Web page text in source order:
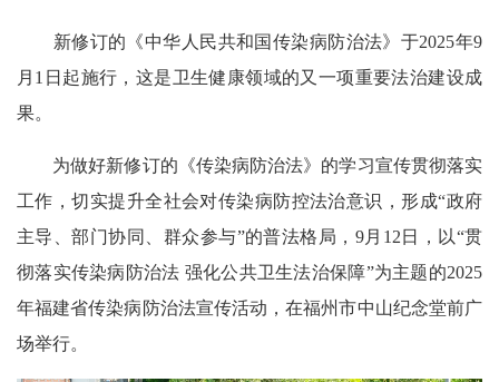
新修订的《中华人民共和国传染病防治法》于2025年9
月1日起施行，这是卫生健康领域的又一项重要法治建设成
果。
为做好新修订的《传染病防治法》的学习宣传贯彻落实
工作，切实提升全社会对传染病防控法治意识，形成“政府
主导、部门协同、群众参与”的普法格局，9月12日，以“贯
彻落实传染病防治法 强化公共卫生法治保障”为主题的2025
年福建省传染病防治法宣传活动，在福州市中山纪念堂前广
场举行。